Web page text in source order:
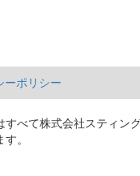
ーポリシー
べて株式会社スティン
。